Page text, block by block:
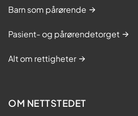
Barn som pårørende
Pasient- og pårørendetorget
Alt om rettigheter
OM NETTSTEDET